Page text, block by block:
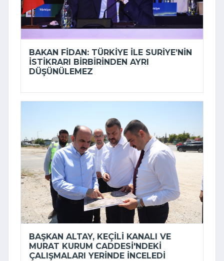
BAKAN FIDAN: TÜRKIYE ILE SURIYE’NIN
ISTIKRARI BIRBIRINDEN AYRI
DÜŞÜNÜLEMEZ
BAŞKAN ALTAY, KEÇILI KANALI VE
MURAT KURUM CADDESI'NDEKI
ÇALIŞMALARI YERINDE INCELEDI